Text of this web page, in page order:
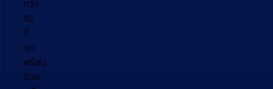
กว่า
10
ปี
เรา
พร้อม
ช่วย